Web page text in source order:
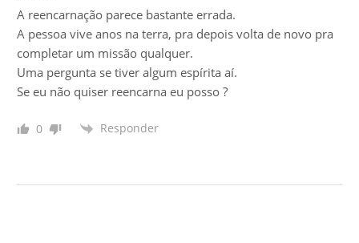
A reencarnação parece bastante errada.
A pessoa vive anos na terra, pra depois volta de novo pra
completar um missão qualquer.
Uma pergunta se tiver algum espírita aí.
Se eu não quiser reencarna eu posso ?
0 Responder